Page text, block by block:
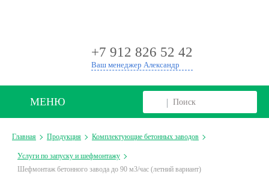
+7 912 826 52 42
Ваш менеджер Александр
МЕНЮ
Главная Продукция Комплектующие бетонных заводов
Услуги по запуску и шефмонтажу
Шефмонтаж бетонного завода до 90 м3/час (летний вариант)